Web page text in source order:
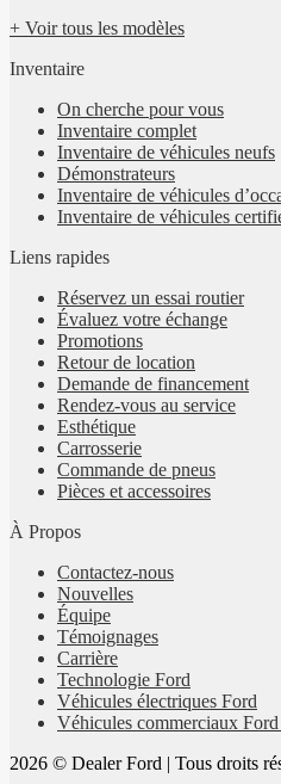
+ Voir tous les modèles
Inventaire
On cherche pour vous
Inventaire complet
Inventaire de véhicules neufs
Démonstrateurs
Inventaire de véhicules
Inventaire de véhicules
Liens rapides
Réservez un essai routier
Évaluez votre échange
Promotions
Retour de location
Demande de financement
Rendez-vous au service
Esthétique
Carrosserie
Commande de pneus
Pièces et accessoires
À Propos
Contactez-nous
Nouvelles
Équipe
Témoignages
Carrière
Technologie Ford
Véhicules électriques Ford
Véhicules commerciaux
2026 © Dealer Ford | Tous droits